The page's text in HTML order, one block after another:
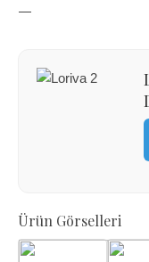
—
Ürün Görselleri